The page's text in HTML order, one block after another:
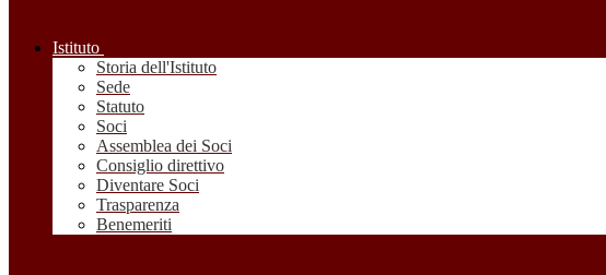
Istituto
Storia dell'Istituto
Sede
Statuto
Soci
Assemblea dei Soci
Consiglio direttivo
Diventare Soci
Trasparenza
Benemeriti